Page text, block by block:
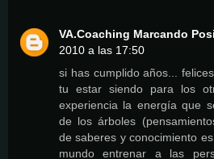
VA.Coaching Marcando
2010 a las 17:50
si has cumplido años...
tu estar siendo para los
experiencia la energía que
de los árboles
de saberes y conocimiento
mundo entrenar a las